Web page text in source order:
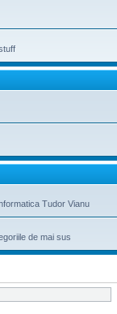
Tudor Vianu
de mai sus